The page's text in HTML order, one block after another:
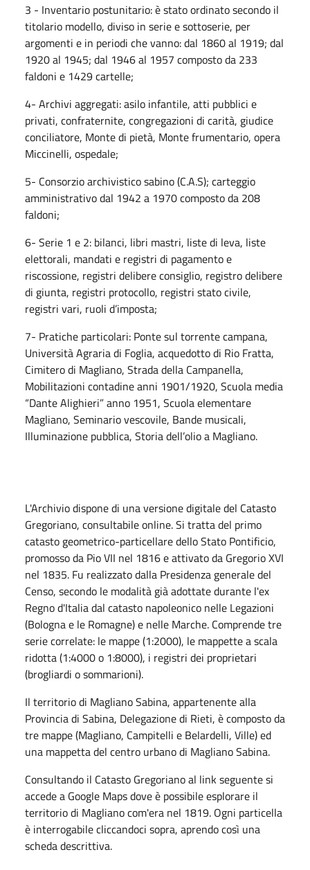
3 - Inventario postunitario: è stato ordinato secondo il
titolario modello, diviso in serie e sottoserie, per
argomenti e in periodi che vanno: dal 1860 al 1919; dal
1920 al 1945; dal 1946 al 1957 composto da 233
faldoni e 1429 cartelle;
4- Archivi aggregati: asilo infantile, atti pubblici e
privati, confraternite, congregazioni di carità, giudice
conciliatore, Monte di pietà, Monte frumentario, opera
Miccinelli, ospedale;
5- Consorzio archivistico sabino (C.A.S); carteggio
amministrativo dal 1942 a 1970 composto da 208
faldoni;
6- Serie 1 e 2: bilanci, libri mastri, liste di leva, liste
elettorali, mandati e registri di pagamento e
riscossione, registri delibere consiglio, registro delibere
di giunta, registri protocollo, registri stato civile,
registri vari, ruoli d’imposta;
7- Pratiche particolari: Ponte sul torrente campana,
Università Agraria di Foglia, acquedotto di Rio Fratta,
Cimitero di Magliano, Strada della Campanella,
Mobilitazioni contadine anni 1901/1920, Scuola media
“Dante Alighieri” anno 1951, Scuola elementare
Magliano, Seminario vescovile, Bande musicali,
Illuminazione pubblica, Storia dell’olio a Magliano.
L'Archivio dispone di una versione digitale del Catasto
Gregoriano, consultabile online. Si tratta del primo
catasto geometrico-particellare dello Stato Pontificio,
promosso da Pio VII nel 1816 e attivato da Gregorio XVI
nel 1835. Fu realizzato dalla Presidenza generale del
Censo, secondo le modalità già adottate durante l'ex
Regno d'Italia dal catasto napoleonico nelle Legazioni
(Bologna e le Romagne) e nelle Marche. Comprende tre
serie correlate: le mappe (1:2000), le mappette a scala
ridotta (1:4000 o 1:8000), i registri dei proprietari
(brogliardi o sommarioni).
Il territorio di Magliano Sabina, appartenente alla
Provincia di Sabina, Delegazione di Rieti, è composto da
tre mappe (Magliano, Campitelli e Belardelli, Ville) ed
una mappetta del centro urbano di Magliano Sabina.
Consultando il Catasto Gregoriano al link seguente si
accede a Google Maps dove è possibile esplorare il
territorio di Magliano com'era nel 1819. Ogni particella
è interrogabile cliccandoci sopra, aprendo così una
scheda descrittiva.